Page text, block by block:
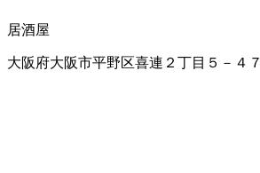
居酒屋
大阪府大阪市平野区喜連２丁目５－４７